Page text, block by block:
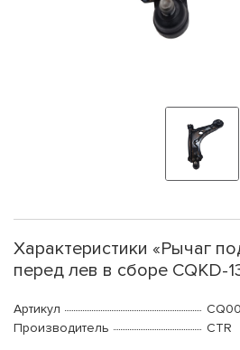
Характеристики «Рычаг
перед лев в сборе CQKD-
Артикул
Производитель
CTR